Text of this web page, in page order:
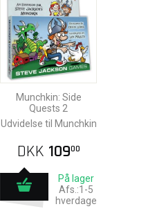
Munchkin: Side
Quests 2
Udvidelse til Munchkin
DKK 10900
På lager
Afs.:1-5
hverdage